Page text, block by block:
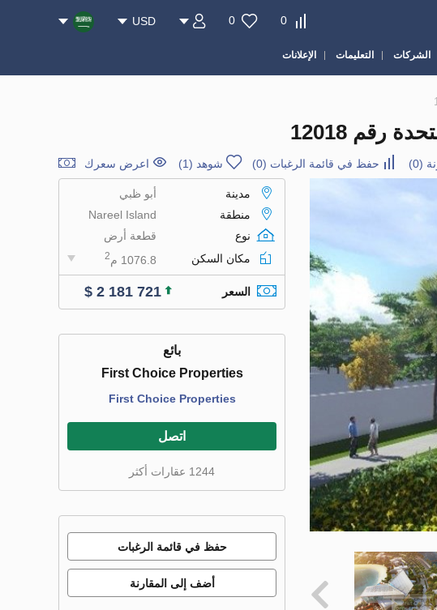
0
0
USD
الشركات التعليمات الإعلانات
(
0
) حفظ في قائمة الرغبات (
0
) شوهد (1) اعرض سعرك
مدينة
أبو ظبي
منطقة
Nareel Island
نوع
قطعة أرض
مكان السكن
1076.8 م 2
السعر $ 2 181 721
بائع
First Choice Properties
First Choice Properties
اتصل
1244 عقارات أكثر
حفظ في قائمة الرغبات
أضف إلى المقارنة